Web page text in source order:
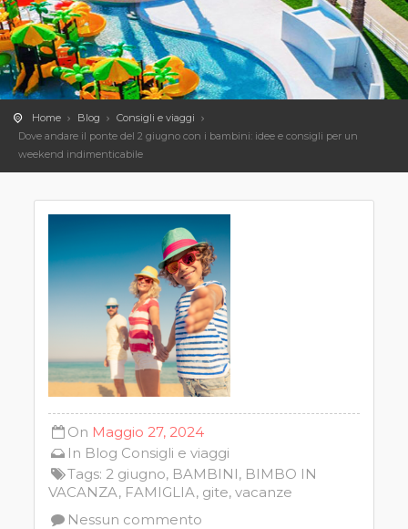
Home Blog
Consigli e viaggi
Dove andare il ponte del 2 giugno con i bambini: idee e consigli per un
weekend indimenticabile
On Maggio 27, 2024
In Blog Consigli e viaggi
Tags: 2 giugno, BAMBINI, BIMBO IN
VACANZA, FAMIGLIA, gite,vacanze
Nessun commento